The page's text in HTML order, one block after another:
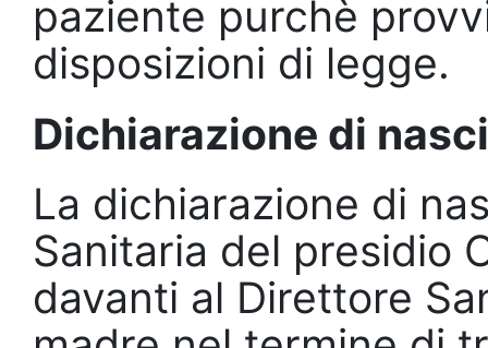
paziente purchè
disposizioni di legge.
Dichiarazione di
La dichiarazione di
Sanitaria del presidio
davanti al Direttore